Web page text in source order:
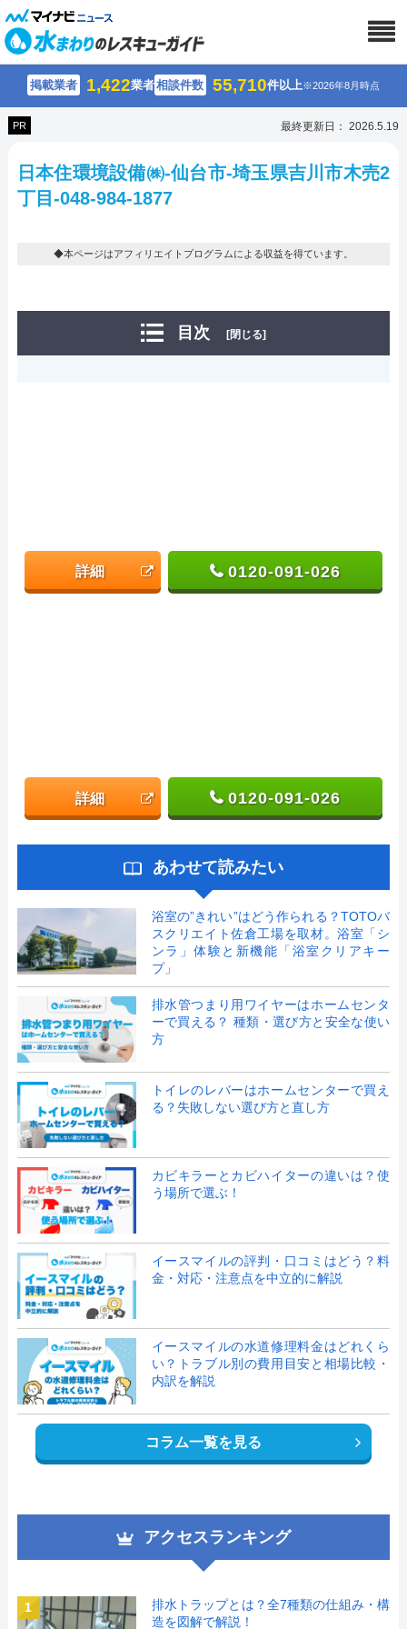
掲載業者 1,422業者相談件数 55,710件以上※2026年8月時点
PR 最終更新日： 2026.5.19
日本住環境設備㈱-仙台市-埼玉県吉川市木売2
丁目-048-984-1877
◆本ページはアフィリエイトプログラムによる収益を得ています。
目次 [閉じる]
詳細 0120-091-026
詳細 0120-091-026
あわせて読みたい
浴室の”きれい”はどう作られる？TOTOバ
スクリエイト佐倉工場を取材。浴室「シ
ンラ」体験と新機能「浴室クリアキー
プ」
排水管つまり用ワイヤーはホームセンタ
ーで買える？ 種類・選び方と安全な使い
方
トイレのレバーはホームセンターで買え
る？失敗しない選び方と直し方
カビキラーとカビハイターの違いは？使
う場所で選ぶ！
イースマイルの評判・口コミはどう？料
金・対応・注意点を中立的に解説
イースマイルの水道修理料金はどれくら
い？トラブル別の費用目安と相場比較・
内訳を解説
コラム一覧を見る
アクセスランキング
1
排水トラップとは？全7種類の仕組み・構
造を図解で解説！